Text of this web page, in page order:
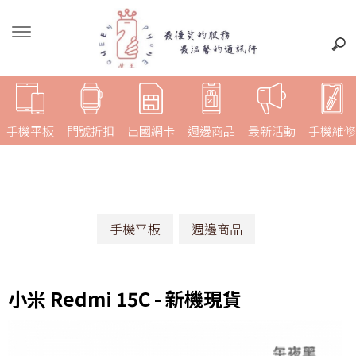
手機平板 門號折扣 週邊商品 最新活動 手機維修
出國網卡
手機平板 週邊商品
小米 Redmi 15C - 新機現貨